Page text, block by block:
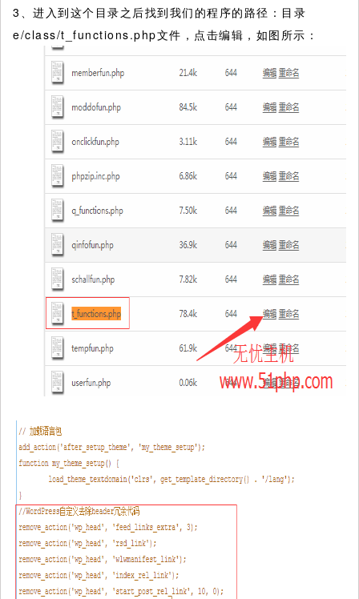
3、进入到这个目录之后找到我们的程序的路径：目录
e/class/t_functions.php文件，点击编辑，如图所示：